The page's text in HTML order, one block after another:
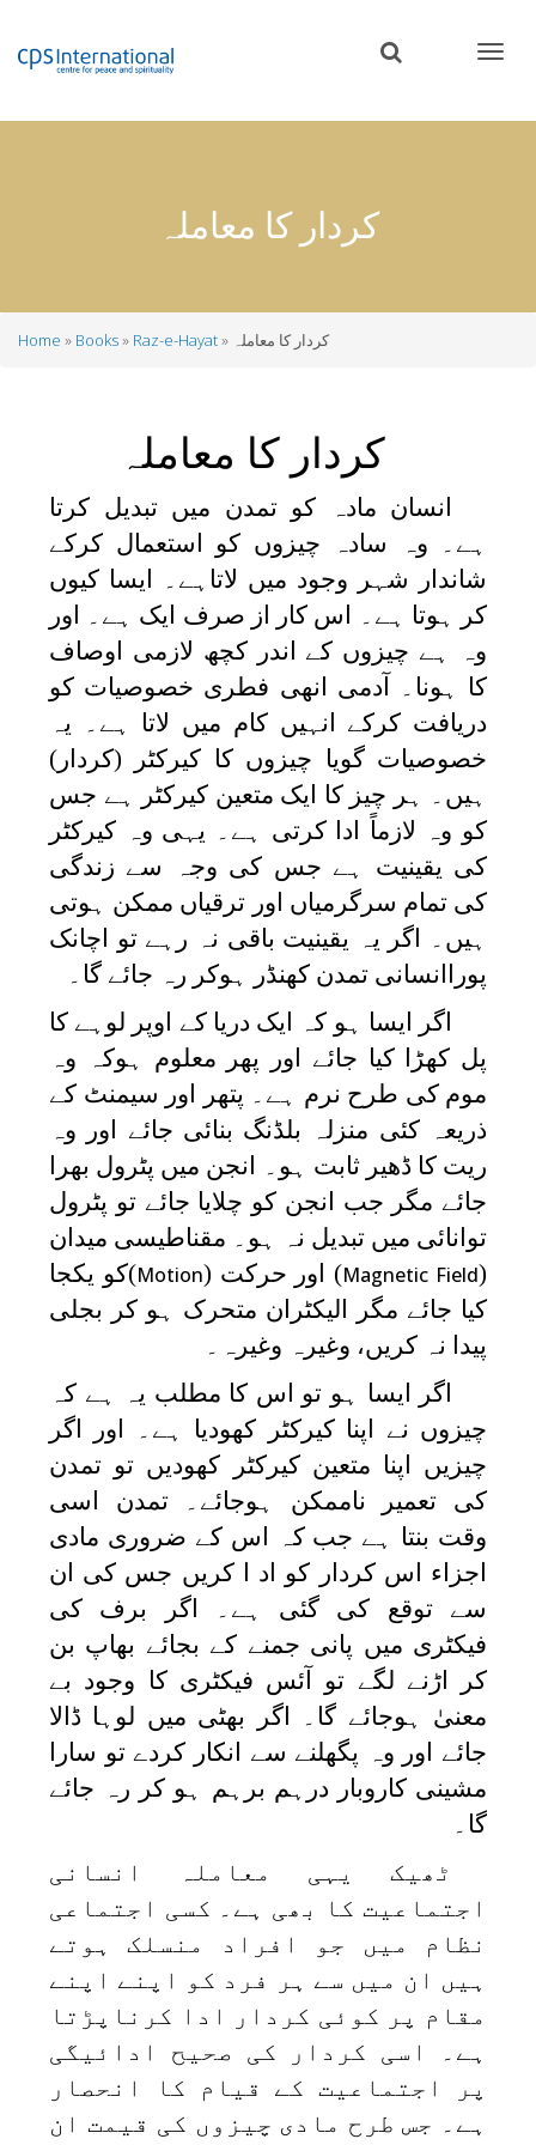
content
کردار کا معاملہ
Home Books Raz-e-Hayat کردار کا معاملہ
کردار کا معاملہ
انسان مادہ کو تمدن میں تبدیل کرتا
ہے۔ وہ سادہ چیزوں کو استعمال کرکے
شاندار شہر وجود میں لاتاہے۔ ایسا کیوں
کر ہوتا ہے۔ اس کار از صرف ایک ہے۔ اور
وہ ہے چیزوں کے اندر کچھ لازمی اوصاف
کا ہونا۔ آدمی انھی فطری خصوصیات کو
دریافت کرکے انہیں کام میں لاتا ہے۔ یہ
خصوصیات گویا چیزوں کا کیرکٹر (کردار)
ہیں۔ ہر چیز کا ایک متعین کیرکٹر ہے جس
کو وہ لازماً ادا کرتی ہے۔ یہی وہ کیرکٹر
کی یقینیت ہے جس کی وجہ سے زندگی
کی تمام سرگرمیاں اور ترقیاں ممکن ہوتی
ہیں۔ اگر یہ یقینیت باقی نہ رہے تو اچانک
پوراانسانی تمدن کھنڈر ہوکر رہ جائے گا۔
اگر ایسا ہو کہ ایک دریا کے اوپر لوہے کا
پل کھڑا کیا جائے اور پھر معلوم ہوکہ وہ
موم کی طرح نرم ہے۔ پتھر اور سیمنٹ کے
ذریعہ کئی منزلہ بلڈنگ بنائی جائے اور وہ
ریت کا ڈھیر ثابت ہو۔ انجن میں پٹرول بھرا
جائے مگر جب انجن کو چلایا جائے تو پٹرول
توانائی میں تبدیل نہ ہو۔ مقناطیسی میدان
(
Magnetic Field) اور حرکت (Motion)کو یکجا
کیا جائے مگر الیکٹران متحرک ہو کر بجلی
پیدا نہ کریں، وغیرہ وغیرہ۔
اگر ایسا ہو تو اس کا مطلب یہ ہے کہ
چیزوں نے اپنا کیرکٹر کھودیا ہے۔ اور اگر
چیزیں اپنا متعین کیرکٹر کھودیں تو تمدن
کی تعمیر ناممکن ہوجائے۔ تمدن اسی
وقت بنتا ہے جب کہ اس کے ضروری مادی
اجزاء اس کردار کو اد ا کریں جس کی ان
سے توقع کی گئی ہے۔ اگر برف کی
فیکٹری میں پانی جمنے کے بجائے بھاپ بن
کر اڑنے لگے تو آئس فیکٹری کا وجود بے
معنیٰ ہوجائے گا۔ اگر بھٹی میں لوہا ڈالا
جائے اور وہ پگھلنے سے انکار کردے تو سارا
مشینی کاروبار درہم برہم ہو کر رہ جائے
گا۔
ٹھیک یہی معاملہ انسانی
اجتماعیت کا بھی ہے۔ کسی اجتماعی
نظام میں جو افراد منسلک ہوتے
ہیں ان میں سے ہر فرد کو اپنے اپنے
مقام پر کوئی کردار ادا کرناپڑتا
ہے۔ اسی کردار کی صحیح ادائیگی
پر اجتماعیت کے قیام کا انحصار
ہے۔ جس طرح مادی چیزوں کی قیمت ان